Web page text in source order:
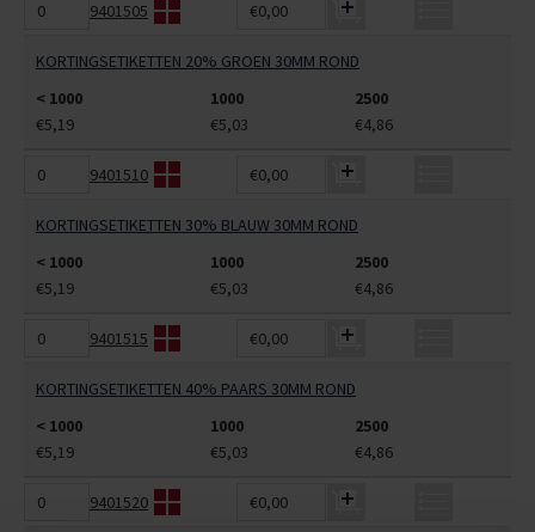
9401505 €0,00
KORTINGSETIKETTEN 20% GROEN 30MM ROND
< 1000
1000
2500
€5,19
€5,03 €4,86
9401510 €0,00
KORTINGSETIKETTEN 30% BLAUW 30MM ROND
< 1000
1000
2500
€5,19
€5,03 €4,86
9401515 €0,00
KORTINGSETIKETTEN 40% PAARS 30MM ROND
< 1000
1000
2500
€5,19
€5,03 €4,86
9401520 €0,00